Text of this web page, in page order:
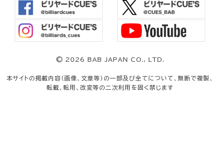
© 2026 BAB JAPAN CO., LTD.
本サイトの掲載内容（画像、文章等）の一部及び全てについて、無断で複製、
転載、転用、改変等の二次利用を固く禁じます